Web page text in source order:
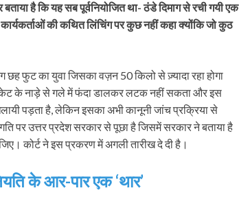
है कि यह सब पूर्वनियोजित था- ठंडे दिमाग से रची गयी एक
की कथित लिंचिंग पर कुछ नहीं कहा क्योंकि जो कुठ
फुट का युवा जिसका वज़न 50 किलो से ज़्यादा रहा होगा
के नाड़े से गले में फंदा डालकर लटक नहीं सकता और इस
पड़ता है, लेकिन इसका अभी कानूनी जांच प्रक्रिया से
पर उत्तर प्रदेश सरकार से पूछा है जिसमें सरकार ने बताया है
कोर्ट ने इस प्रकरण में अगली तारीख दे दी है।
के आर-पार एक ‘थार’